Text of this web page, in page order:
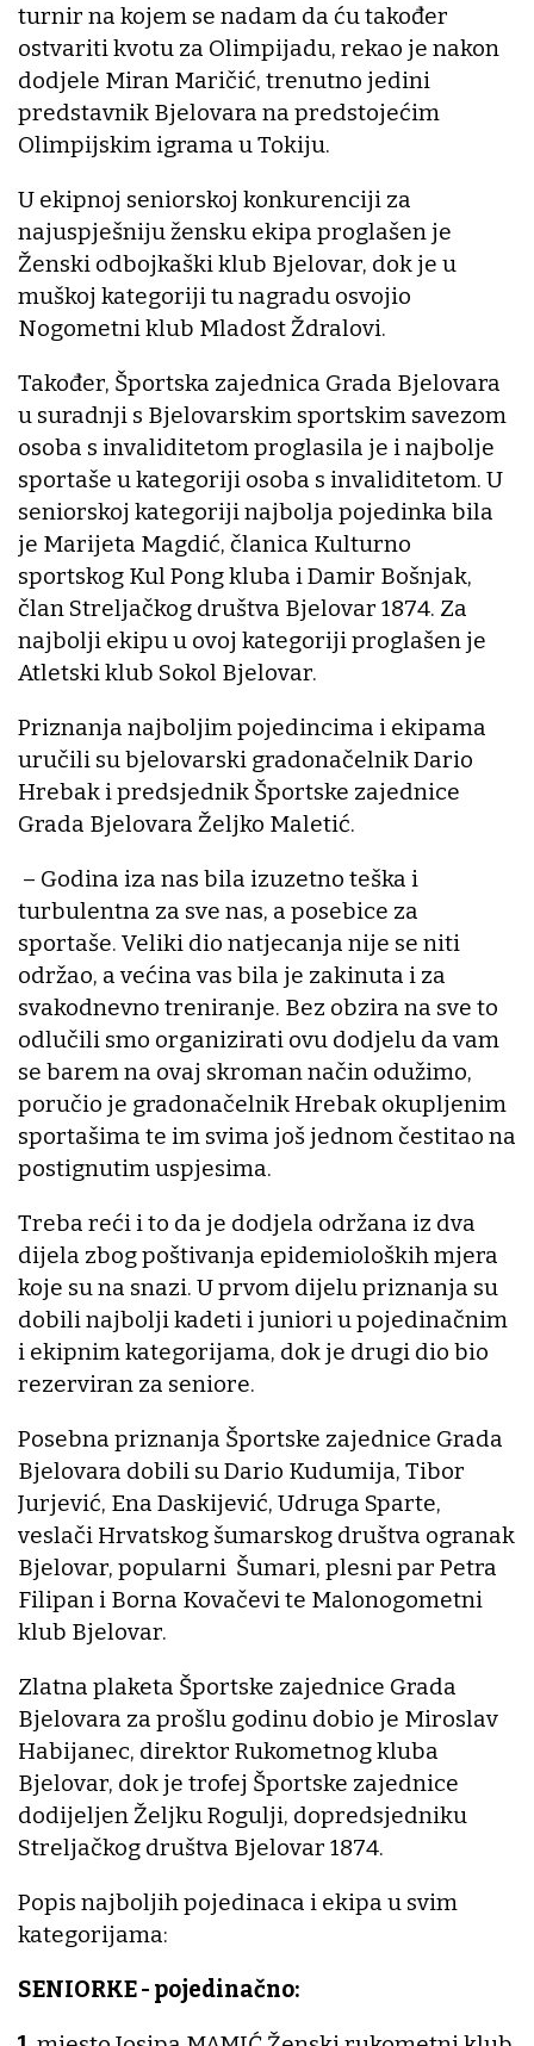
turnir na kojem se nadam da ću također
ostvariti kvotu za Olimpijadu, rekao je nakon
dodjele Miran Maričić, trenutno jedini
predstavnik Bjelovara na predstojećim
Olimpijskim igrama u Tokiju.
U ekipnoj seniorskoj konkurenciji za
najuspješniju žensku ekipa proglašen je
Ženski odbojkaški klub Bjelovar, dok je u
muškoj kategoriji tu nagradu osvojio
Nogometni klub Mladost Ždralovi.
Također, Športska zajednica Grada Bjelovara
u suradnji s Bjelovarskim sportskim savezom
osoba s invaliditetom proglasila je i najbolje
sportaše u kategoriji osoba s invaliditetom. U
seniorskoj kategoriji najbolja pojedinka bila
je Marijeta Magdić, članica Kulturno
sportskog Kul Pong kluba i Damir Bošnjak,
član Streljačkog društva Bjelovar 1874. Za
najbolji ekipu u ovoj kategoriji proglašen je
Atletski klub Sokol Bjelovar.
Priznanja najboljim pojedincima i ekipama
uručili su bjelovarski gradonačelnik Dario
Hrebak i predsjednik Športske zajednice
Grada Bjelovara Željko Maletić.
– Godina iza nas bila izuzetno teška i
turbulentna za sve nas, a posebice za
sportaše. Veliki dio natjecanja nije se niti
održao, a većina vas bila je zakinuta i za
svakodnevno treniranje. Bez obzira na sve to
odlučili smo organizirati ovu dodjelu da vam
se barem na ovaj skroman način odužimo,
poručio je gradonačelnik Hrebak okupljenim
sportašima te im svima još jednom čestitao na
postignutim uspjesima.
Treba reći i to da je dodjela održana iz dva
dijela zbog poštivanja epidemioloških mjera
koje su na snazi. U prvom dijelu priznanja su
dobili najbolji kadeti i juniori u pojedinačnim
i ekipnim kategorijama, dok je drugi dio bio
rezerviran za seniore.
Posebna priznanja Športske zajednice Grada
Bjelovara dobili su Dario Kudumija, Tibor
Jurjević, Ena Daskijević, Udruga Sparte,
veslači Hrvatskog šumarskog društva ogranak
Bjelovar, popularni Šumari, plesni par Petra
Filipan i Borna Kovačevi te Malonogometni
klub Bjelovar.
Zlatna plaketa Športske zajednice Grada
Bjelovara za prošlu godinu dobio je Miroslav
Habijanec, direktor Rukometnog kluba
Bjelovar, dok je trofej Športske zajednice
dodijeljen Željku Rogulji, dopredsjedniku
Streljačkog društva Bjelovar 1874.
Popis najboljih pojedinaca i ekipa u svim
kategorijama:
SENIORKE - pojedinačno: